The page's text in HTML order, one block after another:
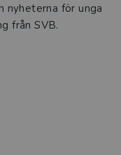
nyheterna för unga
från SVB.